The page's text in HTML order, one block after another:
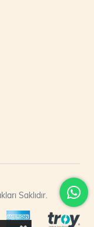
Saklıdır.